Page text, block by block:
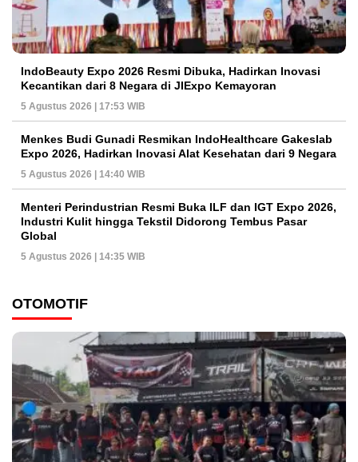
IndoBeauty Expo 2026 Resmi Dibuka, Hadirkan Inovasi
Kecantikan dari 8 Negara di JIExpo Kemayoran
5 Agustus 2026 | 17:53 WIB
Menkes Budi Gunadi Resmikan IndoHealthcare Gakeslab
Expo 2026, Hadirkan Inovasi Alat Kesehatan dari 9 Negara
5 Agustus 2026 | 14:40 WIB
Menteri Perindustrian Resmi Buka ILF dan IGT Expo 2026,
Industri Kulit hingga Tekstil Didorong Tembus Pasar
Global
5 Agustus 2026 | 14:35 WIB
OTOMOTIF